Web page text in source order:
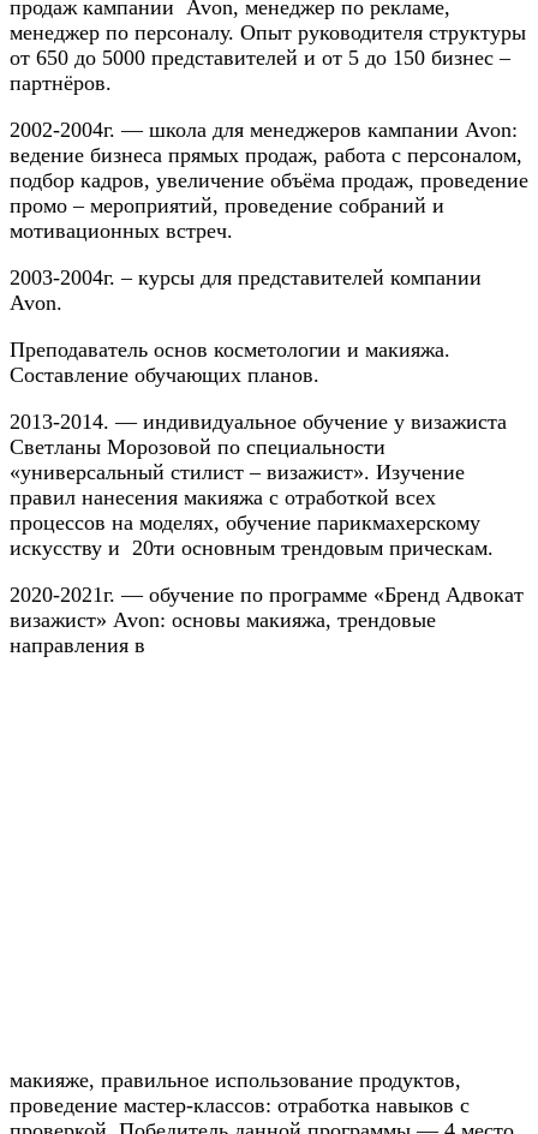
продаж кампании Avon, менеджер по рекламе,
менеджер по персоналу. Опыт руководителя структуры
от 650 до 5000 представителей и от 5 до 150 бизнес –
партнёров.
2002-2004г. — школа для менеджеров кампании Avon:
ведение бизнеса прямых продаж, работа с персоналом,
подбор кадров, увеличение объёма продаж, проведение
промо – мероприятий, проведение собраний и
мотивационных встреч.
2003-2004г. – курсы для представителей компании
Avon.
Преподаватель основ косметологии и макияжа.
Составление обучающих планов.
2013-2014. — индивидуальное обучение у визажиста
Светланы Морозовой по специальности
«универсальный стилист – визажист». Изучение
правил нанесения макияжа с отработкой всех
процессов на моделях, обучение парикмахерскому
искусству и 20ти основным трендовым прическам.
2020-2021г. — обучение по программе «Бренд Адвокат
визажист» Avon: основы макияжа, трендовые
направления в
макияже, правильное использование продуктов,
проведение мастер-классов: отработка навыков с